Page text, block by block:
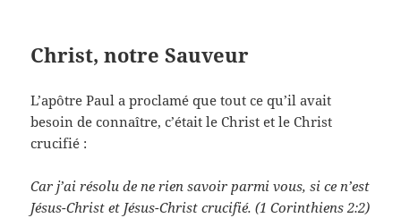
Christ, notre Sauveur
L’apôtre Paul a proclamé que tout ce qu’il avait
besoin de connaître, c’était le Christ et le Christ
crucifié :
Car j’ai résolu de ne rien savoir parmi vous, si ce n’est
Jésus-Christ et Jésus-Christ crucifié. (1 Corinthiens 2:2)